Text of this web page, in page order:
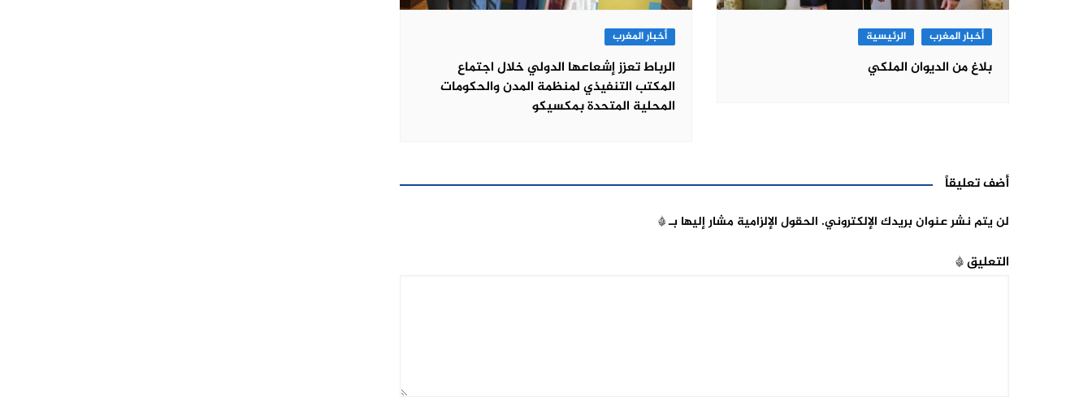
أخبار المغرب الرئيسية
بلاغ من الديوان الملكي
أخبار المغرب
الرباط تعزز إشعاعها الدولي خلال اجتماع
المكتب التنفيذي لمنظمة المدن والحكومات
المحلية المتحدة بمكسيكو
أضف تعليقاً
لن يتم نشر عنوان بريدك الإلكتروني. الحقول الإلزامية مشار إليها بـ*
التعليق*